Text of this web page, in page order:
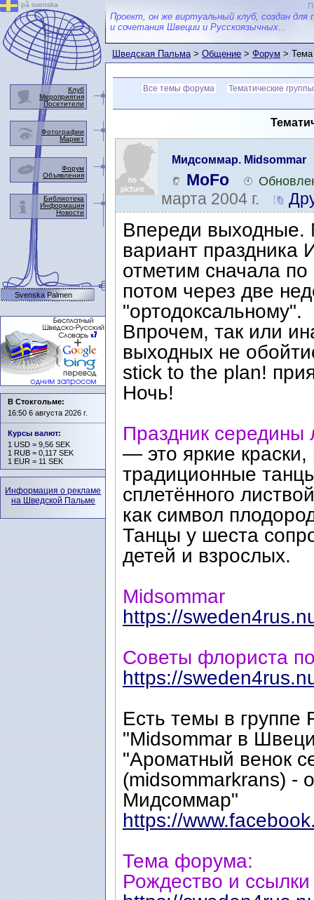
Проект, он же виртуальный клуб, создан для
и сочетания Швеции и Русскоязычных...
Шведская Пальма>Общение>Форум>
Все темы форума Тематические группы
Мидсоммар. Midsommar
MoFo
марта 2004 г.
Впереди выходные.
вариант праздника
отметим сначала
потом через две
"ортодоксальному".
Впрочем, так или
выходных не
stick to the plan!
Ночь!
Праздник середины
— это яркие
традиционные
сплетённого
как символ
Танцы у шеста
детей и взрослых.
Midsommar
https://
Советы флориста
https://
Есть темы в группе
"Midsommar в
"Ароматный венок
(midsommarkrans) -
Мидсоммар"
https://
Тема форума:
Рождество и
på svenska
Клуб
Мероприятия
Посетители
Фотографии
Маркет
Форум
Объявления
Библиотека
Информация
Новости
Svenska Palmen
В Стокгольме:
16:50 6 августа 2026 г.
Курсы валют:
1 USD = 9,56 SEK
1 RUB = 0,117 SEK
1 EUR = 11 SEK
Информация о рекламе
на Шведской Пальме